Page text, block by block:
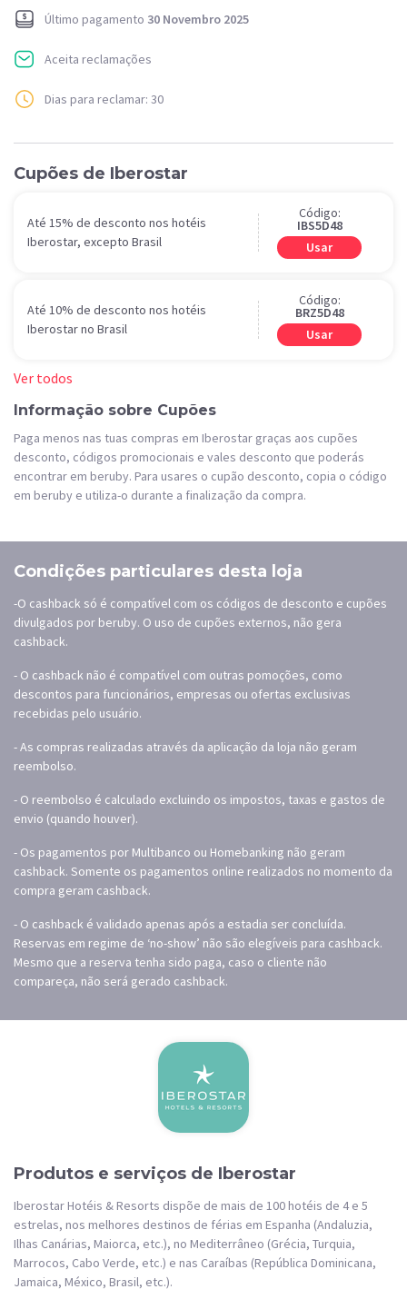
Último pagamento 30 Novembro 2025
Aceita reclamações
Dias para reclamar: 30
Cupões de Iberostar
Até 15% de desconto nos hotéis
Iberostar, excepto Brasil
Código:
IBS5D48
Usar
Até 10% de desconto nos hotéis
Iberostar no Brasil
Código:
BRZ5D48
Usar
Ver todos
Informação sobre Cupões
Paga menos nas tuas compras em Iberostar graças aos cupões
desconto, códigos promocionais e vales desconto que poderás
encontrar em beruby. Para usares o cupão desconto, copia o código
em beruby e utiliza-o durante a finalização da compra.
Condições particulares desta loja
-O cashback só é compatível com os códigos de desconto e cupões
divulgados por beruby. O uso de cupões externos, não gera
cashback.
- O cashback não é compatível com outras pomoções, como
descontos para funcionários, empresas ou ofertas exclusivas
recebidas pelo usuário.
- As compras realizadas através da aplicação da loja não geram
reembolso.
- O reembolso é calculado excluindo os impostos, taxas e gastos de
envio (quando houver).
- Os pagamentos por Multibanco ou Homebanking não geram
cashback. Somente os pagamentos online realizados no momento da
compra geram cashback.
- O cashback é validado apenas após a estadia ser concluída.
Reservas em regime de ‘no-show’ não são elegíveis para cashback.
Mesmo que a reserva tenha sido paga, caso o cliente não
compareça, não será gerado cashback.
Produtos e serviços de Iberostar
Iberostar Hotéis & Resorts dispõe de mais de 100 hotéis de 4 e 5
estrelas, nos melhores destinos de férias em Espanha (Andaluzia,
Ilhas Canárias, Maiorca, etc.), no Mediterrâneo (Grécia, Turquia,
Marrocos, Cabo Verde, etc.) e nas Caraíbas (República Dominicana,
Jamaica, México, Brasil, etc.).